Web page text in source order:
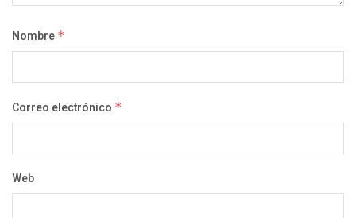
Nombre *
Correo electrónico *
Web